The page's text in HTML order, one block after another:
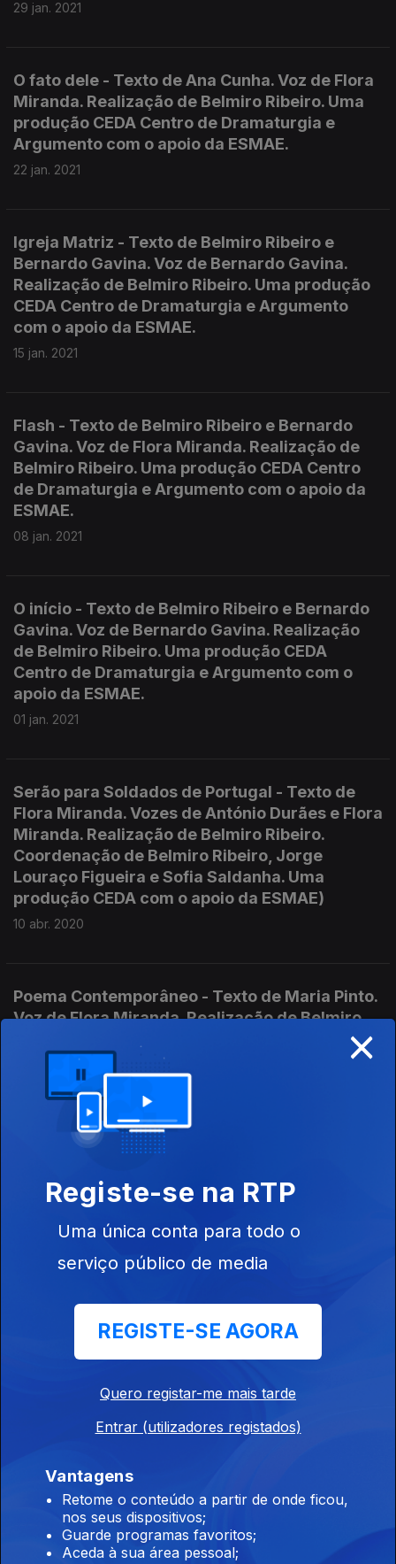
29 jan. 2021
O fato dele - Texto de Ana Cunha. Voz de Flora
Miranda. Realização de Belmiro Ribeiro. Uma
produção CEDA Centro de Dramaturgia e
Argumento com o apoio da ESMAE.
22 jan. 2021
Igreja Matriz - Texto de Belmiro Ribeiro e
Bernardo Gavina. Voz de Bernardo Gavina.
Realização de Belmiro Ribeiro. Uma produção
CEDA Centro de Dramaturgia e Argumento
com o apoio da ESMAE.
15 jan. 2021
Flash - Texto de Belmiro Ribeiro e Bernardo
Gavina. Voz de Flora Miranda. Realização de
Belmiro Ribeiro. Uma produção CEDA Centro
de Dramaturgia e Argumento com o apoio da
ESMAE.
08 jan. 2021
O início - Texto de Belmiro Ribeiro e Bernardo
Gavina. Voz de Bernardo Gavina. Realização
de Belmiro Ribeiro. Uma produção CEDA
Centro de Dramaturgia e Argumento com o
apoio da ESMAE.
01 jan. 2021
Serão para Soldados de Portugal - Texto de
Flora Miranda. Vozes de António Durães e Flora
Miranda. Realização de Belmiro Ribeiro.
Coordenação de Belmiro Ribeiro, Jorge
Louraço Figueira e Sofia Saldanha. Uma
produção CEDA com o apoio da ESMAE)
10 abr. 2020
Poema Contemporâneo - Texto de Maria Pinto.
Voz de Flora Miranda. Realização de Belmiro
Jorge Louraço Figueira e Sofia Saldanha. Uma
produção CEDA Centro de Dramaturgia e
Argumento com o apoio da ESMAE.
03 abr. 2020
Pezinhos à Lareira - Texto de Cecília Ferreira.
Voz de Cecília Ferreira. Realização de
Bernardo Gavina. Coordenação de Belmiro
Ribeiro, Jorge Louraço Figueira e Sofia
Dramaturgia e Argumento com o apoio da
27 mar. 2020
Tia Maria - Texto de Flora Miranda. Voz de
Sofia Saldanha. Coordenação de Belmiro
Ribeiro, Jorge Louraço Figueira e Sofia
Saldanha. Uma produção CEDA Centro de
Dramaturgia e Argumento com o apoio da
ESMAE.
×
Registe-se na RTP
Uma única conta para todo o
serviço público de media
REGISTE-SE AGORA
Quero registar-me mais tarde
Entrar (utilizadores registados)
Vantagens
Retome o conteúdo a partir de onde ficou,
nos seus dispositivos;
Guarde programas favoritos;
Aceda à sua área pessoal;